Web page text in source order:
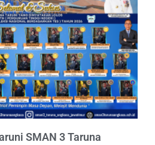
SMAN 3 Taruna